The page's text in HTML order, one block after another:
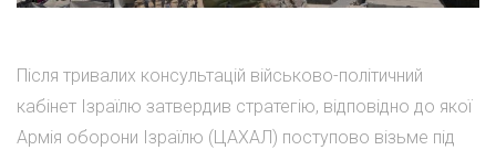
Після тривалих консультацій військово-політичний
кабінет Ізраїлю затвердив стратегію, відповідно до якої
Армія оборони Ізраїлю (ЦАХАЛ) поступово візьме під